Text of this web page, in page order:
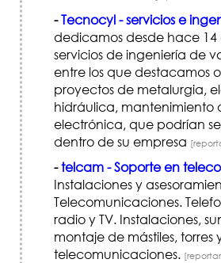
-Tecnocyl - servicios e
dedicamos desde hace 14
servicios de ingeniería de
entre los que destacamos
proyectos de metalurgia,
hidráulica, mantenimiento
electrónica, que podrían
dentro de su empresa
-telcam - Soporte en
Instalaciones y
Telecomunicaciones.
radio y TV. Instalaciones,
montaje de mástiles,
telecomunicaciones.